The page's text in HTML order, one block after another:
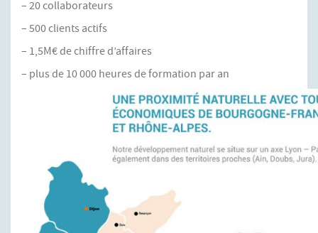
– 20 collaborateurs
– 500 clients actifs
– 1,5M€ de chiffre d’affaires
– plus de 10 000 heures de formation par an